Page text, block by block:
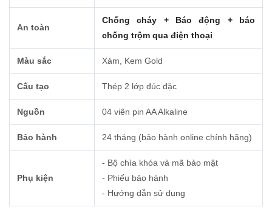
An toàn
Chống cháy + Báo động + báo
chống trộm qua điện thoại
Màu sắc Xám, Kem Gold
Cấu tạo Thép 2 lớp đúc đặc
Nguồn 04 viên pin AA Alkaline
Bảo hành 24 tháng (bảo hành online chính hãng)
Phụ kiện
- Bộ chìa khóa và mã bảo mật
- Phiếu bảo hành
- Hướng dẫn sử dụng